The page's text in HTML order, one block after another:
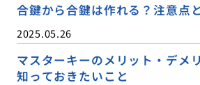
合鍵から合鍵は作れる？注意点
2025.05.26
マスターキーのメリット・デメ
知っておきたいこと